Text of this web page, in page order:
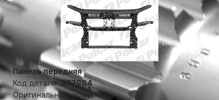
Панель передняя
Код детали: 957904
Оригинальный номер: